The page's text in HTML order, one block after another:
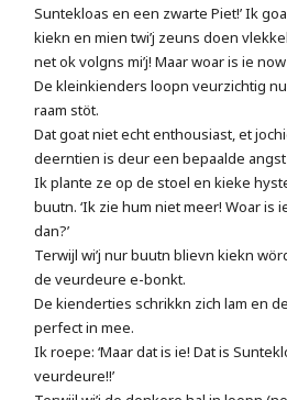
Suntekloas en een zwarte Piet!’ Ik
kiekn en mien twi’j zeuns doen
net ok volgns mi’j! Maar woar is ie now
De kleinkienders loopn veurzichtig
raam stöt.
Dat goat niet echt enthousiast, et
deerntien is deur een bepaalde
Ik plante ze op de stoel en kieke
buutn. ‘Ik zie hum niet meer! Woar is
dan?’
Terwijl wi’j nur buutn blievn kiekn
de veurdeure e-bonkt.
De kienderties schrikkn zich lam en
perfect in mee.
Ik roepe: ‘Maar dat is ie! Dat is
veurdeure!!’